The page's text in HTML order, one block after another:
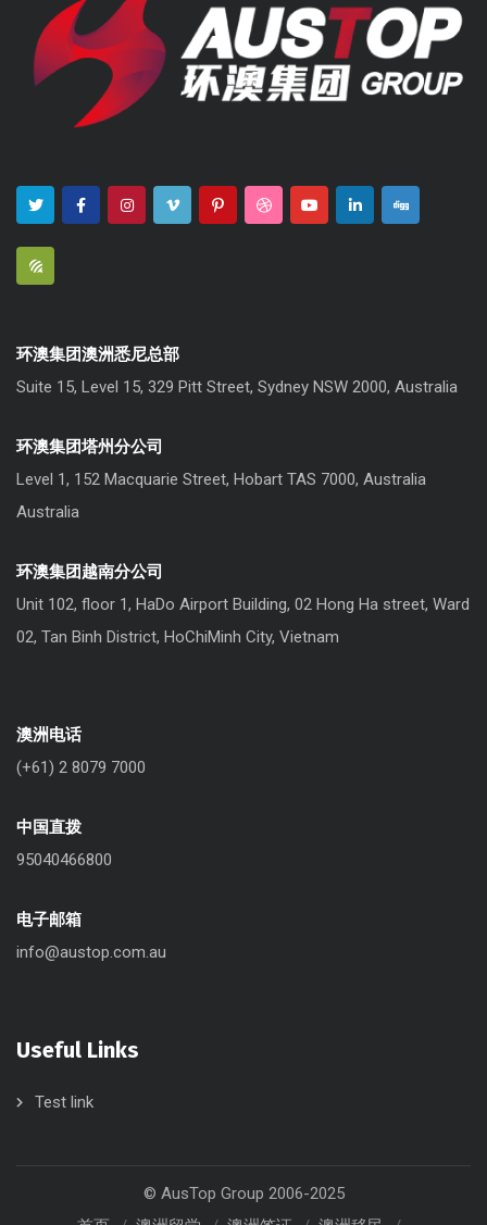
环澳集团澳洲悉尼总部
Suite 15, Level 15, 329 Pitt Street, Sydney NSW 2000, Australia
环澳集团塔州分公司
Level 1, 152 Macquarie Street, Hobart TAS 7000, Australia
Australia
环澳集团越南分公司
Unit 102, floor 1, HaDo Airport Building, 02 Hong Ha street, Ward
02, Tan Binh District, HoChiMinh City, Vietnam
澳洲电话
(+61) 2 8079 7000
中国直拨
95040466800
电子邮箱
info@austop.com.au
Useful Links
Test link
© AusTop Group 2006-2025